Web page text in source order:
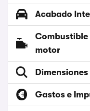
Acabado
Combustible
motor
Dimensiones
Gastos e